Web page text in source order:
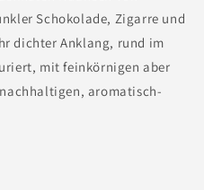
Schokolade, Zigarre und
dichter Anklang, rund im
mit feinkörnigen aber
aromatisch-